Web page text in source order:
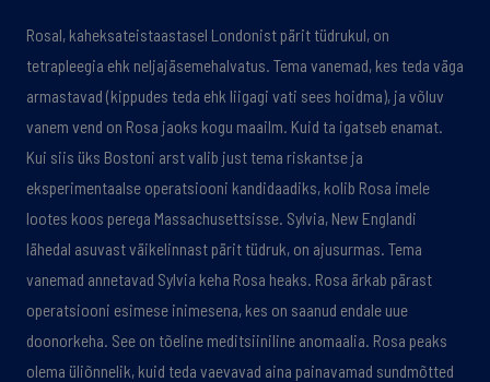
Rosal, kaheksateistaastasel Londonist pärit tüdrukul, on
tetrapleegia ehk neljajäsemehalvatus. Tema vanemad, kes teda väga
armastavad (kippudes teda ehk liigagi vati sees hoidma), ja võluv
vanem vend on Rosa jaoks kogu maailm. Kuid ta igatseb enamat.
Kui siis üks Bostoni arst valib just tema riskantse ja
eksperimentaalse operatsiooni kandidaadiks, kolib Rosa imele
lootes koos perega Massachusettsisse. Sylvia, New Englandi
lähedal asuvast väikelinnast pärit tüdruk, on ajusurmas. Tema
vanemad annetavad Sylvia keha Rosa heaks. Rosa ärkab pärast
operatsiooni esimese inimesena, kes on saanud endale uue
doonorkeha. See on tõeline meditsiiniline anomaalia. Rosa peaks
olema üliõnnelik, kuid teda vaevavad aina painavamad sundmõtted